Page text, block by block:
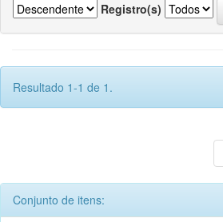
Registro(s)
Resultado 1-1 de 1.
Conjunto de itens: